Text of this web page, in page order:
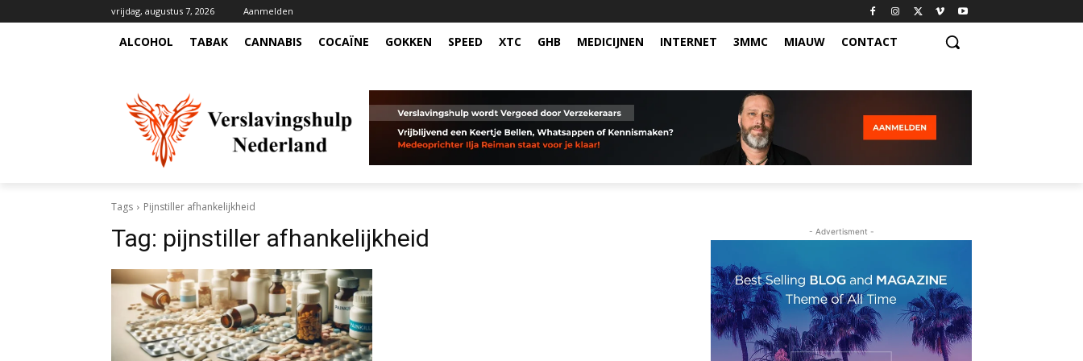
vrijdag, augustus 7, 2026 Aanmelden
ALCOHOL TABAK CANNABIS COCAÏNE GOKKEN SPEED XTC GHB MEDICIJNEN INTERNET 3MMC MIAUW CONTACT
Tags Pijnstiller afhankelijkheid
Tag: pijnstiller afhankelijkheid - Advertisment -